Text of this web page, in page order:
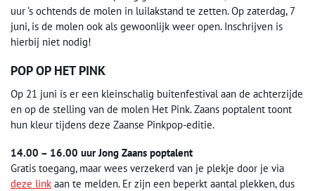
uur ’s ochtends de molen in luilakstand te zetten. Op zaterdag, 7
juni, is de molen ook als gewoonlijk weer open. Inschrijven is
hierbij niet nodig!
POP OP HET PINK
Op 21 juni is er een kleinschalig buitenfestival aan de achterzijde
en op de stelling van de molen Het Pink. Zaans poptalent toont
hun kleur tijdens deze Zaanse Pinkpop-editie.
14.00 – 16.00 uur Jong Zaans poptalent
Gratis toegang, maar wees verzekerd van je plekje door je via
deze link aan te melden. Er zijn een beperkt aantal plekken, dus